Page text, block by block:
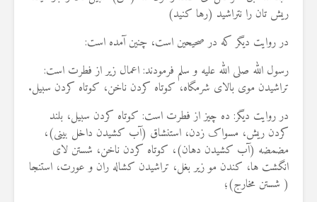
ریش تان را نتراشید (رها کنید)
در روایت دیگر که در صحیحین است، چنین آمده است:
رسول الله صلی الله علیه و سلم فرمودند: اعمال زیر از فطرت است:
تراشیدن موی بالای شرمگاه، کوتاه کردن ناخن، کوتاه کردن سبیل.
در روایت دیگر: ده چیز از فطرت است: کوتاه کردن سبیل، بلند
کردن ریش، مسواک زدن، استنشاق (آب کشیدن داخل بینی)،
مضمضه (آب کشیدن دهان)، کوتاه کردن ناخن، شستن لای
انگشت ها، کندن مو زیر بغل، تراشیدن کشاله ران و عورت، استنجا
( شستن مخارج)؛
19 جولای 2026
36 نمایش ها